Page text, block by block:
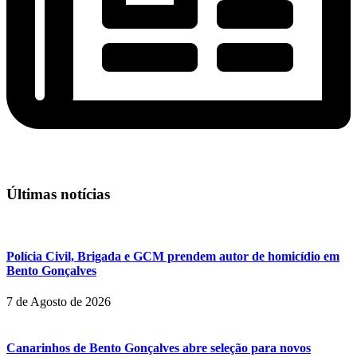
Últimas notícias
Polícia Civil, Brigada e GCM prendem autor de homicídio em
Bento Gonçalves
7 de Agosto de 2026
Canarinhos de Bento Gonçalves abre seleção para novos